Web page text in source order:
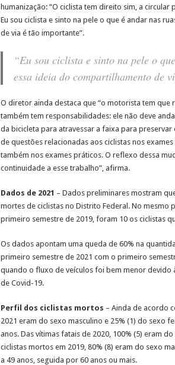
humanização: “O ciclista tem direito sim, a
Eu sou ciclista e sinto na pele o que é andar nas
de via é tão importante”.
“Eu sou ciclista e sinto na pele o
essa ideia do compartilhamento de
O diretor ainda destaca que “o motorista tem que
também tem responsabilidades: ele não deve
da bicicleta para atravessar a faixa para
de questões relacionadas aos ciclistas nos
também nos exames práticos. O reflexo dessa
continuidade a esse trabalho”, afirma.
Dados de 2021 – Dados preliminares mostram
mortes de ciclistas no Distrito Federal. No
primeiro semestre de 2019, foram 10 os ciclistas
Os dados apontam uma queda de 60% na
primeiro semestre de 2021 com o primeiro
quando o fluxo de veículos foi bem menor devido
de Covid-19.
Perfil dos ciclistas mortos – Ainda de acordo
2021 eram do sexo masculino e 25% (1) do sexo
anos. Das vítimas fatais de 2020, 100% (5) eram
ciclistas mortos em 2019, 80% (8) eram do sexo
a 49 anos, seguida por 60 anos ou mais.